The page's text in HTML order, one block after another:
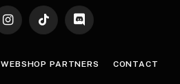
InstagramTikTok Discord
WEBSHOP PARTNERS CONTACT